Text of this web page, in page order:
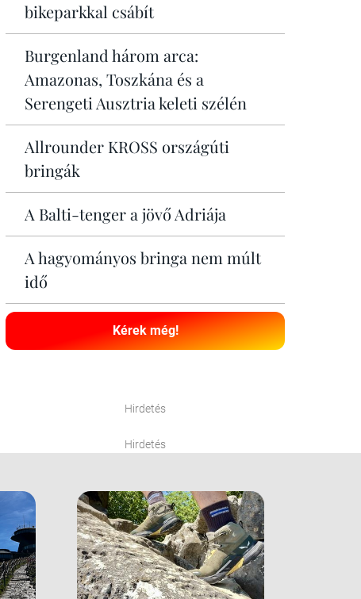
bikeparkkal csábít
Burgenland három arca:
Amazonas, Toszkána és a
Serengeti Ausztria keleti szélén
Allrounder KROSS országúti
bringák
A Balti-tenger a jövő Adriája
A hagyományos bringa nem múlt
idő
Kérek még!
Hirdetés
Hirdetés